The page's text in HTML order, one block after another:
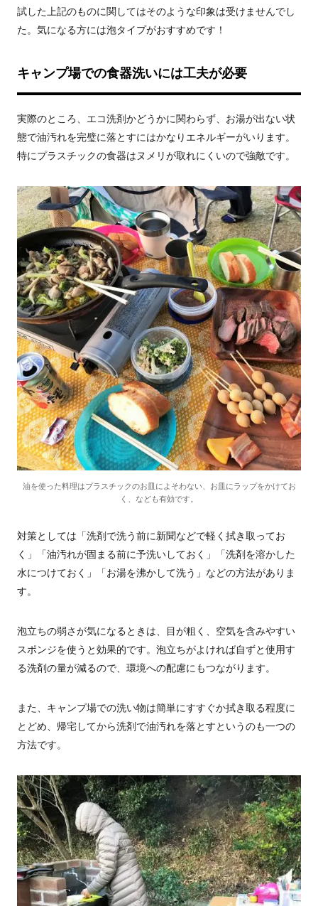
試した上記のものに関してはそのような印象は受けませんでし
た。気になる方には泡タイプがおすすめです！
キャンプ場での食器洗いには工夫が必要
実際のところ、エコ洗剤かどうかに関わらず、お湯が出ない状
態で油汚れを完璧に落とすにはかなりエネルギーがいります。
特にプラスチックの食器はヌメリが取れにくいので強敵です。
油を使った料理はプラスチックのお皿によそわない、お皿にラップをかけてお
く、なども有効です。
対策としては「洗剤で洗う前に新聞などで軽く拭き取ってお
く」「油汚れが固まる前に予洗いしておく」「洗剤を溶かした
水につけておく」「お湯を沸かして洗う」などの方法がありま
す。
泡立ちの弱さが気になるときは、目が粗く、空気を含みやすい
スポンジを使うと効果的です。泡立ちがよければ自ずと使用す
る洗剤の量が減るので、環境への配慮にもつながります。
また、キャンプ場での洗い物は簡単にすすぐか拭き取る程度に
とどめ、帰宅してから洗剤で油汚れを落とすというのも一つの
方法です。